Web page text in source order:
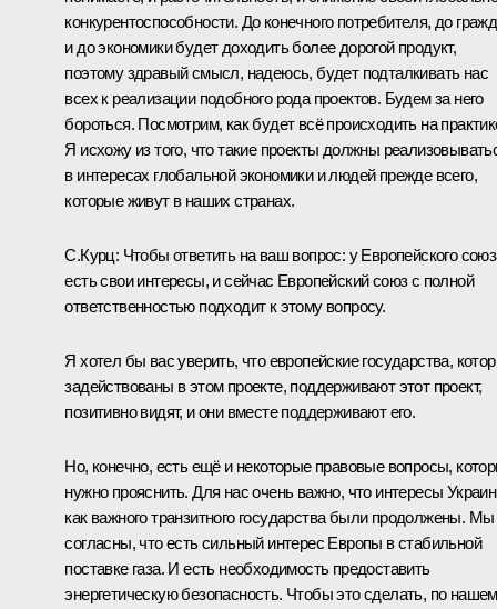
конкурентоспособности. До конечного потребителя, до
и до экономики будет доходить более дорогой продукт,
поэтому здравый смысл, надеюсь, будет подталкивать нас
всех к реализации подобного рода проектов. Будем за него
бороться. Посмотрим, как будет всё происходить на
Я исхожу из того, что такие проекты должны
в интересах глобальной экономики и людей прежде всего,
которые живут в наших странах.
С.Курц: Чтобы ответить на ваш вопрос: у Европейского
есть свои интересы, и сейчас Европейский союз с полной
ответственностью подходит к этому вопросу.
Я хотел бы вас уверить, что европейские государства,
задействованы в этом проекте, поддерживают этот проект,
позитивно видят, и они вместе поддерживают его.
Но, конечно, есть ещё и некоторые правовые вопросы,
нужно прояснить. Для нас очень важно, что интересы
как важного транзитного государства были продолжены. Мы
согласны, что есть сильный интерес Европы в стабильной
поставке газа. И есть необходимость предоставить
энергетическую безопасность. Чтобы это сделать, по